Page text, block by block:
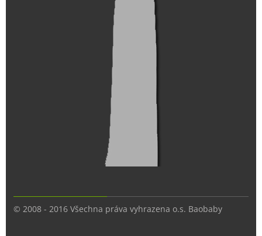
© 2008 - 2016 Všechna práva vyhrazena o.s. Baobaby